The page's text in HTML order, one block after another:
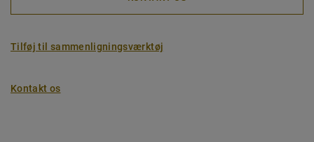
Tilføj til sammenligningsværktøj
Kontakt os